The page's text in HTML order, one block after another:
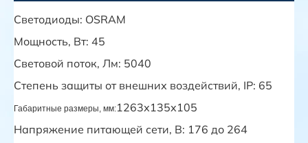
Светодиоды: OSRAM
Мощность, Вт: 45
Световой поток, Лм: 5040
Степень защиты от внешних воздействий, IP: 65
Габаритные размеры, мм:1263х135х105
Напряжение питающей сети, В: 176 до 264